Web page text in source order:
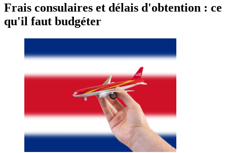
Frais consulaires et délais d'obtention : ce
qu'il faut budgéter